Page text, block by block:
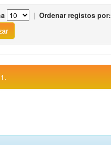
| Ordenar registos por: